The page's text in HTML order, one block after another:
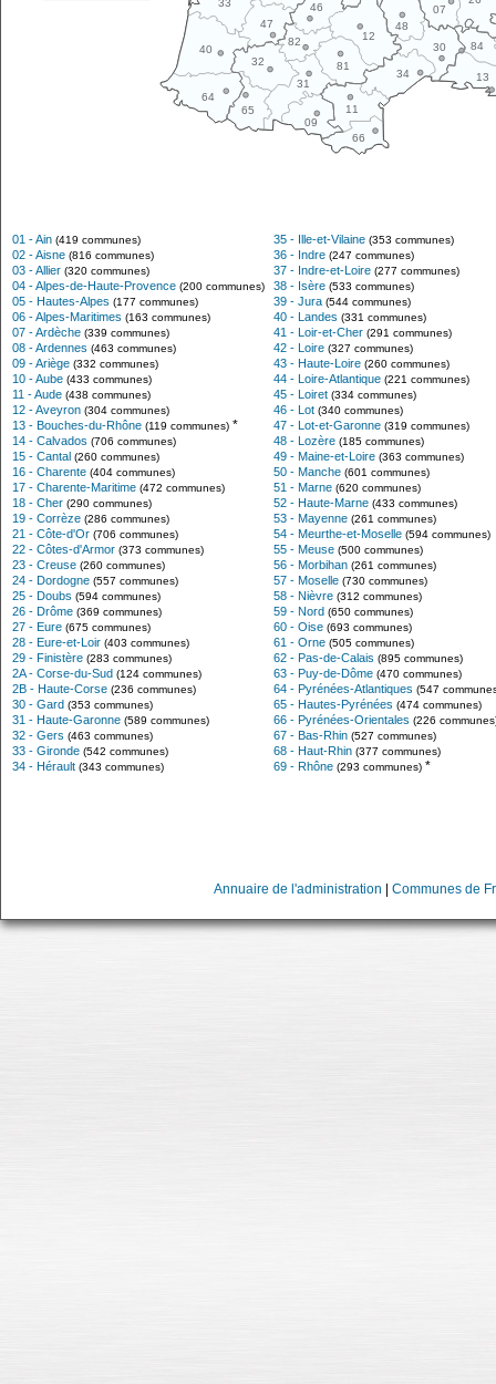
11
12
13
30
31
32
34
40
46
47
48
64
65
66
07
09
81
82 84
01 - Ain (419 communes)
02 - Aisne (816 communes)
03 - Allier (320 communes)
04 - Alpes-de-Haute-Provence (200 communes)
05 - Hautes-Alpes (177 communes)
06 - Alpes-Maritimes (163 communes)
07 - Ardèche (339 communes)
08 - Ardennes (463 communes)
09 - Ariège (332 communes)
10 - Aube (433 communes)
11 - Aude (438 communes)
12 - Aveyron (304 communes)
13 - Bouches-du-Rhône (119 communes) *
14 - Calvados (706 communes)
15 - Cantal (260 communes)
16 - Charente (404 communes)
17 - Charente-Maritime (472 communes)
18 - Cher (290 communes)
19 - Corrèze (286 communes)
21 - Côte-d'Or (706 communes)
22 - Côtes-d'Armor (373 communes)
23 - Creuse (260 communes)
24 - Dordogne (557 communes)
25 - Doubs (594 communes)
26 - Drôme (369 communes)
27 - Eure (675 communes)
28 - Eure-et-Loir (403 communes)
29 - Finistère (283 communes)
2A - Corse-du-Sud (124 communes)
2B - Haute-Corse (236 communes)
30 - Gard (353 communes)
31 - Haute-Garonne (589 communes)
32 - Gers (463 communes)
33 - Gironde (542 communes)
34 - Hérault (343 communes)
35 - Ille-et-Vilaine (353 communes)
36 - Indre (247 communes)
37 - Indre-et-Loire (277 communes)
38 - Isère (533 communes)
39 - Jura (544 communes)
40 - Landes (331 communes)
41 - Loir-et-Cher (291 communes)
42 - Loire (327 communes)
43 - Haute-Loire (260 communes)
44 - Loire-Atlantique (221 communes)
45 - Loiret (334 communes)
46 - Lot (340 communes)
47 - Lot-et-Garonne (319 communes)
48 - Lozère (185 communes)
49 - Maine-et-Loire (363 communes)
50 - Manche (601 communes)
51 - Marne (620 communes)
52 - Haute-Marne (433 communes)
53 - Mayenne (261 communes)
54 - Meurthe-et-Moselle (594 communes)
55 - Meuse (500 communes)
56 - Morbihan (261 communes)
57 - Moselle (730 communes)
58 - Nièvre (312 communes)
59 - Nord (650 communes)
60 - Oise (693 communes)
61 - Orne (505 communes)
62 - Pas-de-Calais (895 communes)
63 - Puy-de-Dôme (470 communes)
64 - Pyrénées-Atlantiques (547
65 - Hautes-Pyrénées (474 communes)
66 - Pyrénées-Orientales (226
67 - Bas-Rhin (527 communes)
68 - Haut-Rhin (377 communes)
69 - Rhône (293 communes) *
Annuaire de l'administration Communes de